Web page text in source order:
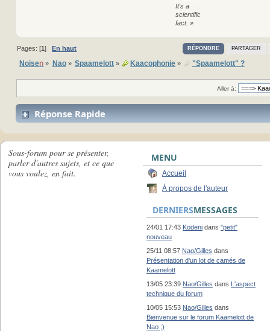
It's a
scientific
fact. »
RÉPONDRE PARTAGER
Pages: [1]En haut
Noisen » Nao» Spaamelott» Kaacophonie » "Spaamelott" ?
Aller à:
Réponse Rapide
Sous-forum pour se présenter,
parler d'autres sujets, et ce que
vous voulez, en fait.
MENU
Accueil
À propos de l'auteur
DERNIERSMESSAGES
24/01 17:43 Kodeni dans "petit"
nouveau
25/11 08:57 Nao/Gilles dans
Présentation d'un lot de camés de
Kaamelott
13/05 23:39 Nao/Gilles dans L'aspect
technique du forum
10/05 15:53 Nao/Gilles dans
Bienvenue sur le forum Kaamelott de
Nao ;)